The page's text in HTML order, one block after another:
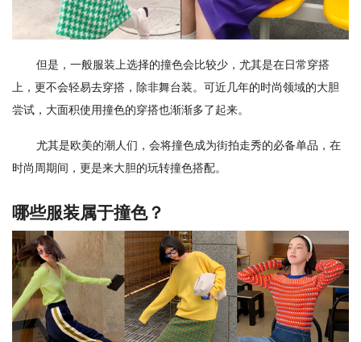
但是，一般服装上选择的撞色会比较少，尤其是在日常穿搭
上，更不会轻易去穿搭，除非舞台装。可近几年的时尚领域的大胆
尝试，大面积使用撞色的穿搭也渐渐多了起来。
尤其是欧美的潮人们，会将撞色成为街拍走秀的必备单品，在
时尚周期间，更是来大胆的玩转撞色搭配。
哪些服装属于撞色？